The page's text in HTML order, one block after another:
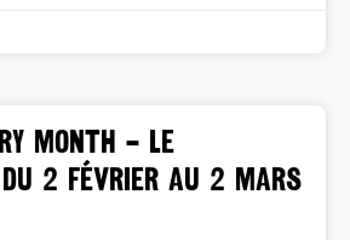
MONTH – Le
2 février au 2 mars